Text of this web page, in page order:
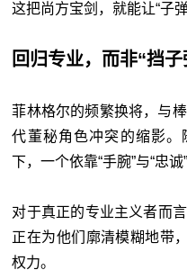
这把尚方宝剑，就能让“子
回归专业，而非“挡子
菲林格尔的频繁换将，与
代董秘角色冲突的缩影。
下，一个依靠“手腕”与“忠
对于真正的专业主义者而
正在为他们廓清模糊地带
权力。